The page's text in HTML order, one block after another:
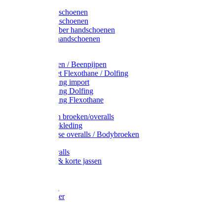
Latex handschoenen
Leren handschoenen
PVC / Rubber handschoenen
Katoenen handschoenen
Plukmouwen / Beenpijpen
Reparatieset Flexothane / Dolfing
Regenkleding import
Regenkleding Dolfing
Regenkleding Flexothane
Toebehoren broeken/overalls
Signalisatiekleding
Amerikaanse overalls / Bodybroeken
Kinderoveralls
Stofjassen & korte jassen
Bodywarmer